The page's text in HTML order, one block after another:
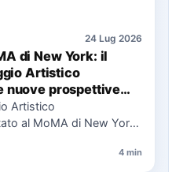
24 Lug 2026
di New York: il
Artistico
nuove prospettive
Artistico
al MoMA di New York
4 min